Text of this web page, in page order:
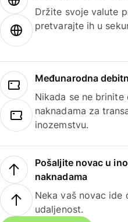
Držite svoje valute
pretvarajte ih u
Međunarodna
Nikada se ne
naknadama za
inozemstvu.
Pošaljite novac u
naknadama
Neka vaš novac ide
udaljenost.